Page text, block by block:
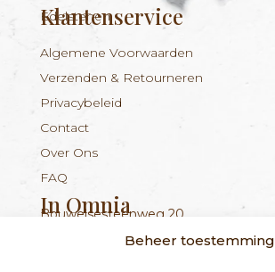
Beheer toestemming
Edelstenen
Klantenservice
Algemene Voorwaarden
Verzenden & Retourneren
Privacybeleid
Contact
Over Ons
FAQ
In Omnia
Bouwelsesteenweg 20
BE 1029.893.045
info@inomnia.be
+324 56 96 16 94
Nieuwsbrief